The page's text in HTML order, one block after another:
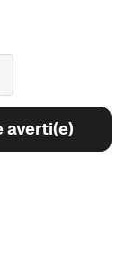
averti(e)